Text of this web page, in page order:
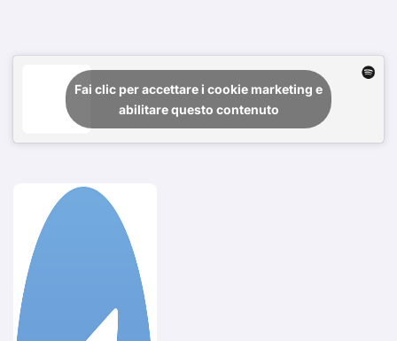
Fai clic per accettare i cookie marketing e
abilitare questo contenuto